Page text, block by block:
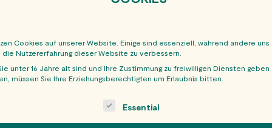
Cookies auf unserer Website. Einige sind essenziell, während andere uns
Nutzererfahrung dieser Website zu verbessern.
unter 16 Jahre alt sind und Ihre Zustimmung zu freiwilligen Diensten geben
müssen Sie Ihre Erziehungsberechtigten um Erlaubnis bitten.
is a list of service groups for which consent can be
Essential